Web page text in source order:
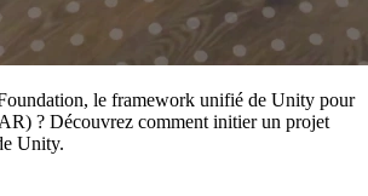
le framework unifié de Unity pour
? Découvrez comment initier un projet
Unity.